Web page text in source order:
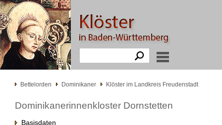
Bettelorden Dominikaner Klöster im Landkreis Freudenstadt
Dominikanerinnenkloster Dornstetten
Basisdaten